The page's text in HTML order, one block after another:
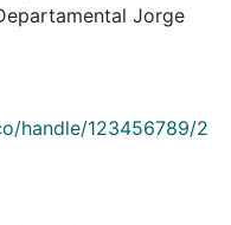
Jorge
handle/123456789/2